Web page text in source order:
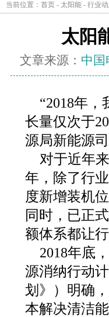
当前位置： 首页 - 太阳能 - 行业
太阳
文章来源： 中国
“2018年
长量仅次于
源局新能源
对于近年
年，除了行
度新增装机
同时，已正
额体系都让
2018年底
源消纳行动
划》）明确
本解决清洁